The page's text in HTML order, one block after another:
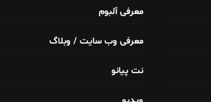
معرفی آلبوم
معرفی وب سایت / وبلاگ
نت پیانو